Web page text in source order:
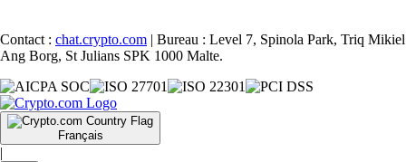
Contact : chat.crypto.com | Bureau : Level 7, Spinola Park, Triq Mikiel
Ang Borg, St Julians SPK 1000 Malte.
Français
|